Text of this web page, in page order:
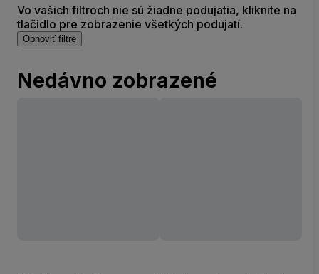
Vo vašich filtroch nie sú žiadne podujatia, kliknite na
tlačidlo pre zobrazenie všetkých podujatí.
Obnoviť filtre
Nedávno zobrazené